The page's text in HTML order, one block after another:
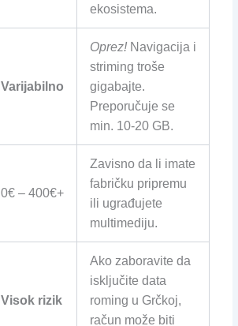
ekosistema.
Varijabilno
Oprez!Navigacija i
striming troše
gigabajte.
Preporučuje se
min. 10-20 GB.
0€ – 400€+
Zavisno da li imate
fabričku pripremu
ili ugrađujete
multimediju.
Visok rizik
Ako zaboravite da
isključite data
roming u Grčkoj,
račun može biti